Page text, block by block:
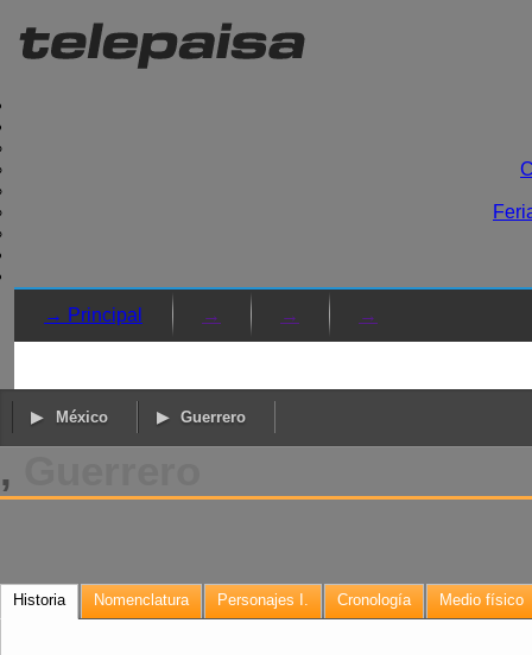
→ Principal → → →
México Guerrero
,
Historia Nomenclatura Personajes I. Cronología Medio físico